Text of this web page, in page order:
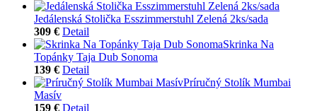
Jedálenská Stolička Esszimmerstuhl Zelená 2ks/sada
309 € Detail
Skrinka Na
Topánky Taja Dub Sonoma
139 € Detail
Príručný Stolík Mumbai
Masív
159 € Detail